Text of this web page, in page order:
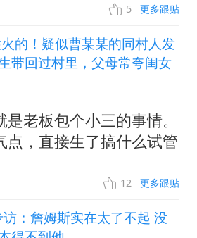
5 更多跟贴
的！疑似曹某某的同村人发
带回过村里，父母常夸闺女
老板包个小三的事情。
点，直接生了搞什么试管
12 更多跟贴
：詹姆斯实在太了不起 没